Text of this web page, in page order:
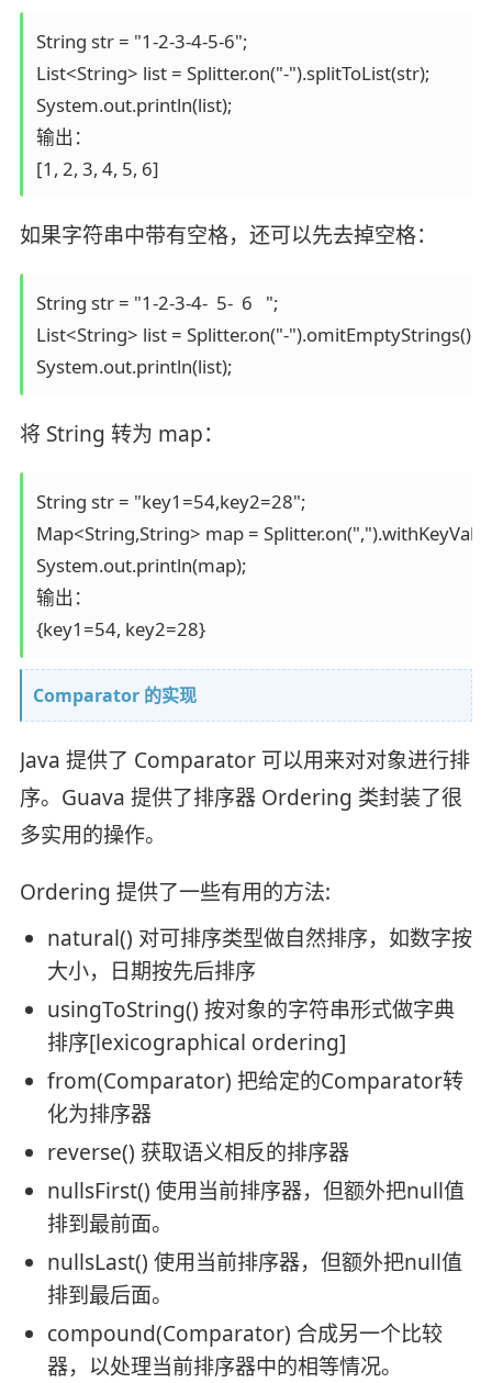
String str = "1-2-3-4-5-6";
List<String> list = Splitter.on("-").splitToList(str);
System.out.println(list);
输出：
[1, 2, 3, 4, 5, 6]
如果字符串中带有空格，还可以先去掉空格：
String str = "1-2-3-4-  5-  6   ";
List<String> list = Splitter.on("-
System.out.println(list);
将 String 转为 map：
String str = "key1=54,key2=28";
Map<String,String> map =
System.out.println(map);
输出：
{key1=54, key2=28}
Comparator 的实现
Java 提供了 Comparator 可以用来对对象进行排
序。Guava 提供了排序器 Ordering 类封装了很
多实用的操作。
Ordering 提供了一些有用的方法:
natural() 对可排序类型做自然排序，如数字按
大小，日期按先后排序
usingToString() 按对象的字符串形式做字典
排序[lexicographical ordering]
from(Comparator) 把给定的Comparator转
化为排序器
reverse() 获取语义相反的排序器
nullsFirst() 使用当前排序器，但额外把null值
排到最前面。
nullsLast() 使用当前排序器，但额外把null值
排到最后面。
compound(Comparator) 合成另一个比较
器，以处理当前排序器中的相等情况。